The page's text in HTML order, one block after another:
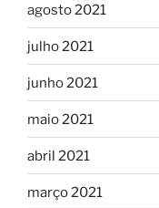
agosto 2021
julho 2021
junho 2021
maio 2021
abril 2021
março 2021